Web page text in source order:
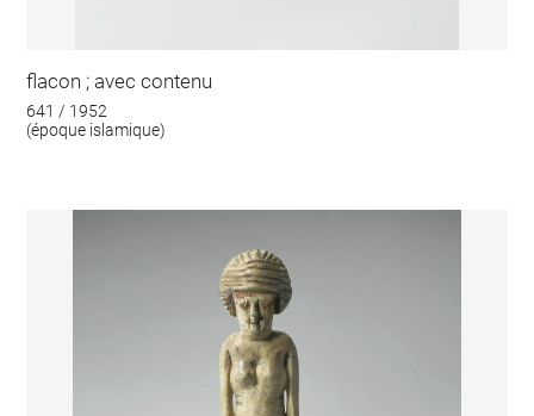
flacon ; avec contenu
641 / 1952
(époque islamique)